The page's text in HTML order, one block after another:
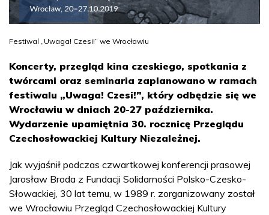
Festiwal „Uwaga! Czesi!” we Wrocławiu
Koncerty, przegląd kina czeskiego, spotkania z
twórcami oraz seminaria zaplanowano w ramach
festiwalu „Uwaga! Czesi!”, który odbędzie się we
Wrocławiu w dniach 20-27 października.
Wydarzenie upamiętnia 30. rocznicę Przeglądu
Czechosłowackiej Kultury Niezależnej.
Jak wyjaśnił podczas czwartkowej konferencji prasowej
Jarosław Broda z Fundacji Solidarności Polsko-Czesko-
Słowackiej, 30 lat temu, w 1989 r. zorganizowany został
we Wrocławiu Przegląd Czechosłowackiej Kultury